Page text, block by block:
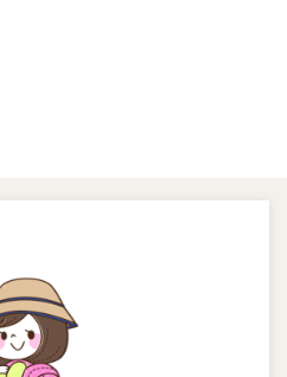
書いてあります。 予備電池？い
く 結論か ...